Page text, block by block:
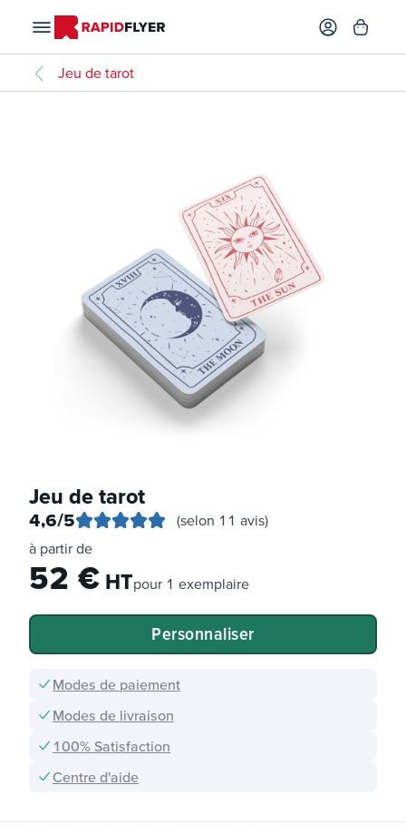
Jeu de tarot
Jeu de tarot
4,6/5
(selon 11 avis)
à partir de
52 €HTpour 1 exemplaire
Personnaliser
Modes de paiement
Modes de livraison
100% Satisfaction
Centre d'aide